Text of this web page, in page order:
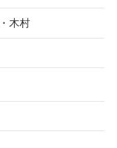
木村